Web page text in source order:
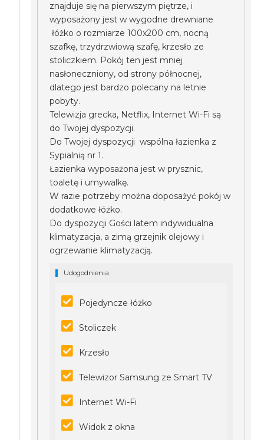
znajduje się na pierwszym piętrze, i
wyposażony jest w wygodne drewniane
łóżko o rozmiarze 100x200 cm, nocną
szafkę, trzydrzwiową szafę, krzesło ze
stoliczkiem. Pokój ten jest mniej
nasłoneczniony, od strony północnej,
dlatego jest bardzo polecany na letnie
pobyty.
Telewizja grecka, Netflix, Internet Wi-Fi są
do Twojej dyspozycji.
Do Twojej dyspozycji wspólna łazienka z
Sypialnią nr 1.
Łazienka wyposażona jest w prysznic,
toaletę i umywalkę.
W razie potrzeby można doposażyć pokój w
dodatkowe łóżko.
Do dyspozycji Gości latem indywidualna
klimatyzacja, a zimą grzejnik olejowy i
ogrzewanie klimatyzacją.
Udogodnienia
Pojedyncze łóżko
Stoliczek
Krzesło
Telewizor Samsung ze Smart TV
Internet Wi-Fi
Widok z okna